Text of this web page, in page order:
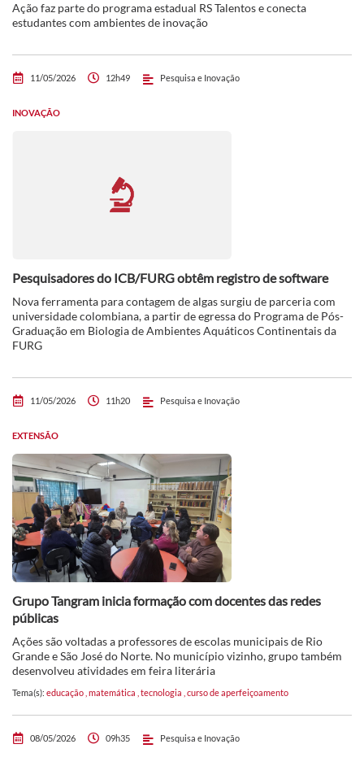
Ação faz parte do programa estadual RS Talentos e conecta
estudantes com ambientes de inovação
11/05/2026 12h49 Pesquisa e Inovação
INOVAÇÃO
Pesquisadores do ICB/FURG obtêm registro de software
Nova ferramenta para contagem de algas surgiu de parceria com
universidade colombiana, a partir de egressa do Programa de Pós-
Graduação em Biologia de Ambientes Aquáticos Continentais da
FURG
11/05/2026 11h20 Pesquisa e Inovação
EXTENSÃO
Grupo Tangram inicia formação com docentes das redes
públicas
Ações são voltadas a professores de escolas municipais de Rio
Grande e São José do Norte. No município vizinho, grupo também
desenvolveu atividades em feira literária
Tema(s): educação matemática tecnologia curso de aperfeiçoamento
08/05/2026 09h35 Pesquisa e Inovação